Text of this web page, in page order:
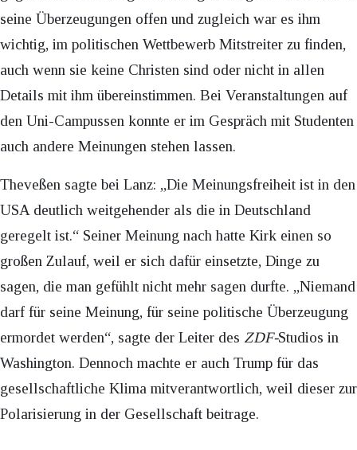
seine Überzeugungen offen und zugleich war es ihm
wichtig, im politischen Wettbewerb Mitstreiter zu finden,
auch wenn sie keine Christen sind oder nicht in allen
Details mit ihm übereinstimmen. Bei Veranstaltungen auf
den Uni-Campussen konnte er im Gespräch mit Studenten
auch andere Meinungen stehen lassen.
Theveßen sagte bei Lanz: „Die Meinungsfreiheit ist in den
USA deutlich weitgehender als die in Deutschland
geregelt ist.“ Seiner Meinung nach hatte Kirk einen so
großen Zulauf, weil er sich dafür einsetzte, Dinge zu
sagen, die man gefühlt nicht mehr sagen durfte. „Niemand
darf für seine Meinung, für seine politische Überzeugung
ermordet werden“, sagte der Leiter des ZDF-Studios in
Washington. Dennoch machte er auch Trump für das
gesellschaftliche Klima mitverantwortlich, weil dieser zur
Polarisierung in der Gesellschaft beitrage.